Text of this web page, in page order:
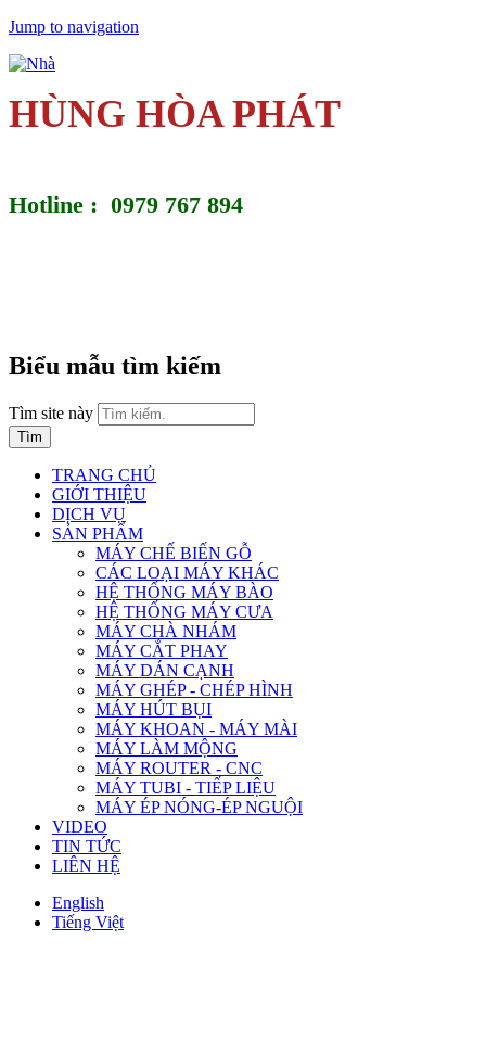
Jump to navigation
HÙNG HÒA PHÁT
Hotline : 0979 767 894
Biểu mẫu tìm kiếm
Tìm site này
TRANG CHỦ
GIỚI THIỆU
DỊCH VỤ
SẢN PHẨM
MÁY CHẾ BIẾN GỖ
CÁC LOẠI MÁY KHÁC
HỆ THỐNG MÁY BÀO
HỆ THỐNG MÁY CƯA
MÁY CHÀ NHÁM
MÁY CẮT PHAY
MÁY DÁN CẠNH
MÁY GHÉP - CHÉP HÌNH
MÁY HÚT BỤI
MÁY KHOAN - MÁY MÀI
MÁY LÀM MỘNG
MÁY ROUTER - CNC
MÁY TUBI - TIẾP LIỆU
MÁY ÉP NÓNG-ÉP NGUỘI
VIDEO
TIN TỨC
LIÊN HỆ
English
Tiếng Việt